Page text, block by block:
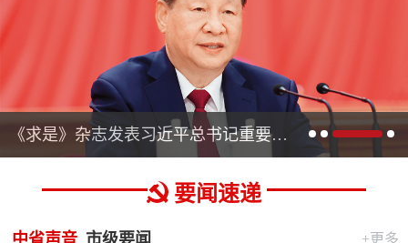
《求是》杂志发表习近平总书记重要文章《在庆祝中国共产党成立105周年大会上的讲话》
要闻速递
中省声音 市级要闻 +更多